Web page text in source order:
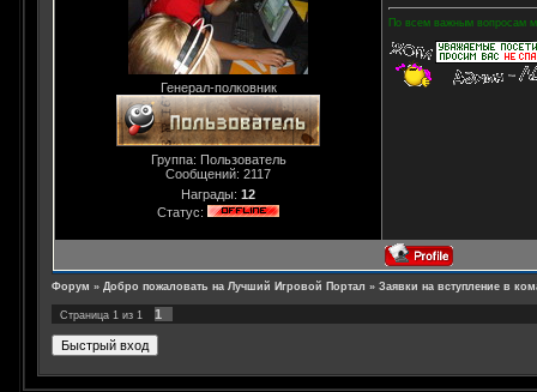
Генерал-полковник
Группа: Пользователь
Сообщений: 2117
Награды: 12
Статус:
По всем важным вопросам
Форум » Добро пожаловать на Лучший Игровой Портал » Заявки на вступление в
Страница 1 из 1 1